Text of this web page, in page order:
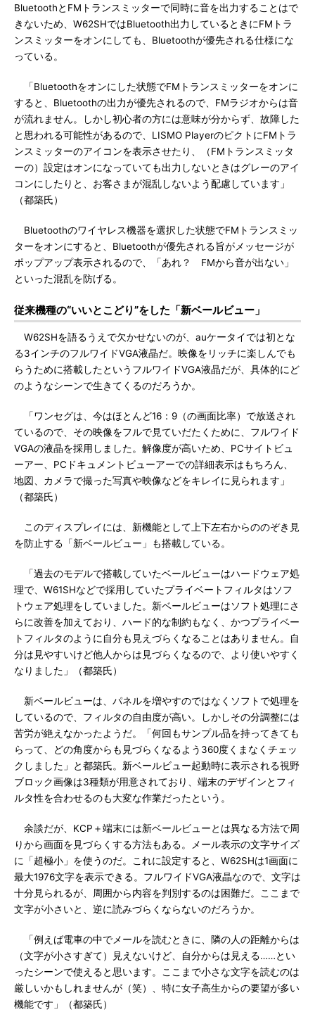
BluetoothとFMトランスミッターで同時に音を出力することはで
きないため、W62SHではBluetooth出力しているときにFMトラ
ンスミッターをオンにしても、Bluetoothが優先される仕様にな
っている。
「Bluetoothをオンにした状態でFMトランスミッターをオンに
すると、Bluetoothの出力が優先されるので、FMラジオからは音
が流れません。しかし初心者の方には意味が分からず、故障した
と思われる可能性があるので、LISMO PlayerのピクトにFMトラ
ンスミッターのアイコンを表示させたり、（FMトランスミッタ
ーの）設定はオンになっていても出力しないときはグレーのアイ
コンにしたりと、お客さまが混乱しないよう配慮しています」
（都築氏）
Bluetoothのワイヤレス機器を選択した状態でFMトランスミッ
ターをオンにすると、Bluetoothが優先される旨がメッセージが
ポップアップ表示されるので、「あれ？ FMから音が出ない」
といった混乱を防げる。
従来機種の“いいとこどり”をした「新ベールビュー」
W62SHを語るうえで欠かせないのが、auケータイでは初とな
る3インチのフルワイドVGA液晶だ。映像をリッチに楽しんでも
らうために搭載したというフルワイドVGA液晶だが、具体的にど
のようなシーンで生きてくるのだろうか。
「ワンセグは、今はほとんど16：9（の画面比率）で放送され
ているので、その映像をフルで見ていだたくために、フルワイド
VGAの液晶を採用しました。解像度が高いため、PCサイトビュ
ーアー、PCドキュメントビューアーでの詳細表示はもちろん、
地図、カメラで撮った写真や映像などをキレイに見られます」
（都築氏）
このディスプレイには、新機能として上下左右からののぞき見
を防止する「新ベールビュー」も搭載している。
「過去のモデルで搭載していたベールビューはハードウェア処
理で、W61SHなどで採用していたプライベートフィルタはソフ
トウェア処理をしていました。新ベールビューはソフト処理にさ
らに改善を加えており、ハード的な制約もなく、かつプライベー
トフィルタのように自分も見えづらくなることはありません。自
分は見やすいけど他人からは見づらくなるので、より使いやすく
なりました」（都築氏）
新ベールビューは、パネルを増やすのではなくソフトで処理を
しているので、フィルタの自由度が高い。しかしその分調整には
苦労が絶えなかったようだ。「何回もサンプル品を持ってきても
らって、どの角度からも見づらくなるよう360度くまなくチェッ
クしました」と都築氏。新ベールビュー起動時に表示される視野
ブロック画像は3種類が用意されており、端末のデザインとフィ
ルタ性を合わせるのも大変な作業だったという。
余談だが、KCP＋端末には新ベールビューとは異なる方法で周
りから画面を見づらくする方法もある。メール表示の文字サイズ
に「超極小」を使うのだ。これに設定すると、W62SHは1画面に
最大1976文字を表示できる。フルワイドVGA液晶なので、文字は
十分見られるが、周囲から内容を判別するのは困難だ。ここまで
文字が小さいと、逆に読みづらくならないのだろうか。
「例えば電車の中でメールを読むときに、隣の人の距離からは
（文字が小さすぎて）見えないけど、自分からは見える……とい
ったシーンで使えると思います。ここまで小さな文字を読むのは
厳しいかもしれませんが（笑）、特に女子高生からの要望が多い
機能です」（都築氏）